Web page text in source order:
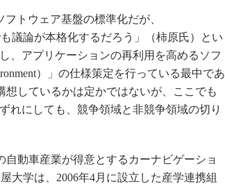
トウェア基盤の標準化だが、
議論が本格化するだろう」（柿原氏）とい
、アプリケーションの再利用を高めるソフ
）」の仕様策定を行っている最中であ
想しているかは定かではないが、ここでも
れにしても、競争領域と非競争領域の切り
動車産業が得意とするカーナビゲーショ
大学は、2006年4月に設立した産学連携組